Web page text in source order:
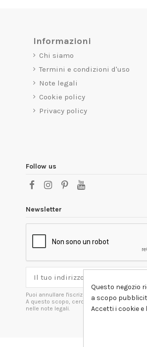
Informazioni
Chi siamo
Termini e condizioni d'uso
Note legali
Cookie policy
Privacy policy
Follow us
Newsletter
Puoi annullare l'iscrizione in ogni momenti.
A questo scopo, cerca le info di contatto
nelle note legali.
Questo negozio
a scopo
Accetti i cookie